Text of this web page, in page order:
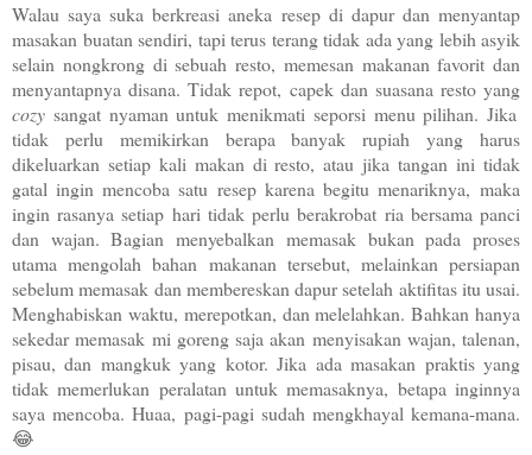
Walau saya suka berkreasi aneka resep di dapur dan menyantap
masakan buatan sendiri, tapi terus terang tidak ada yang lebih asyik
selain nongkrong di sebuah resto, memesan makanan favorit dan
menyantapnya disana. Tidak repot, capek dan suasana resto yang
cozy sangat nyaman untuk menikmati seporsi menu pilihan. Jika
tidak perlu memikirkan berapa banyak rupiah yang harus
dikeluarkan setiap kali makan di resto, atau jika tangan ini tidak
gatal ingin mencoba satu resep karena begitu menariknya, maka
ingin rasanya setiap hari tidak perlu berakrobat ria bersama panci
dan wajan. Bagian menyebalkan memasak bukan pada proses
utama mengolah bahan makanan tersebut, melainkan persiapan
sebelum memasak dan membereskan dapur setelah aktifitas itu usai.
Menghabiskan waktu, merepotkan, dan melelahkan. Bahkan hanya
sekedar memasak mi goreng saja akan menyisakan wajan, talenan,
pisau, dan mangkuk yang kotor. Jika ada masakan praktis yang
tidak memerlukan peralatan untuk memasaknya, betapa inginnya
saya mencoba. Huaa, pagi-pagi sudah mengkhayal kemana-mana.
😂